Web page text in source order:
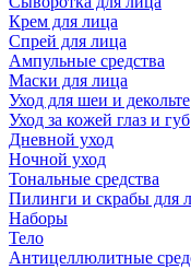
Крем для лица
Спрей для лица
Ампульные средства
Маски для лица
Уход для шеи и декольте
Уход за кожей глаз и губ
Дневной уход
Ночной уход
Тональные средства
Пилинги и скрабы для
Наборы
Тело
Антицеллюлитные